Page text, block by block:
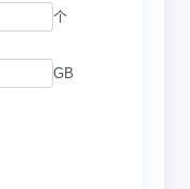
个
GB